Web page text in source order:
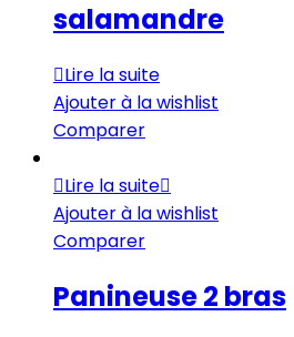
salamandre
Lire la suite
Ajouter à la wishlist
Comparer
Lire la suite
Ajouter à la wishlist
Comparer
Panineuse 2 bras